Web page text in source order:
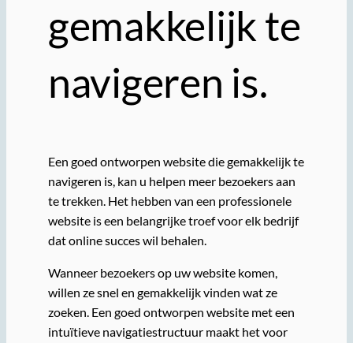
gemakkelijk te
navigeren is.
Een goed ontworpen website die gemakkelijk te
navigeren is, kan u helpen meer bezoekers aan
te trekken. Het hebben van een professionele
website is een belangrijke troef voor elk bedrijf
dat online succes wil behalen.
Wanneer bezoekers op uw website komen,
willen ze snel en gemakkelijk vinden wat ze
zoeken. Een goed ontworpen website met een
intuïtieve navigatiestructuur maakt het voor